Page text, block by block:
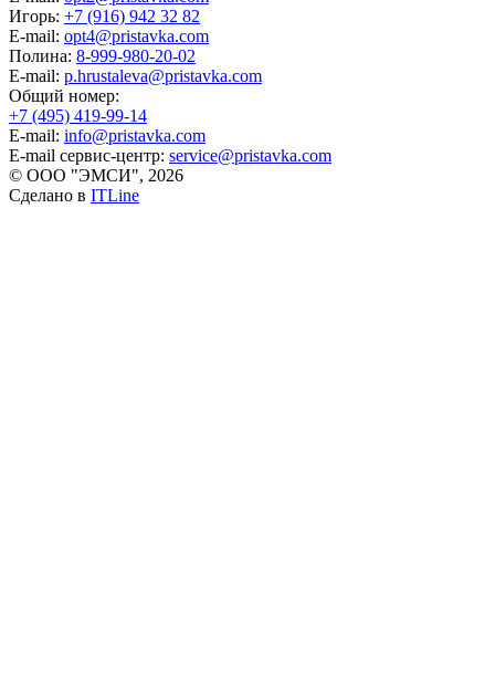
Игорь: +7 (916) 942 32 82
E-mail: opt4@pristavka.com
Полина: 8-999-980-20-02
E-mail: p.hrustaleva@pristavka.com
Общий номер:
+7 (495) 419-99-14
E-mail: info@pristavka.com
E-mail сервис-центр: service@pristavka.com
© ООО "ЭМСИ", 2026
Сделано в ITLine